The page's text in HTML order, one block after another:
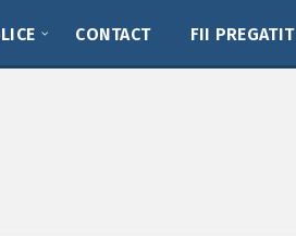
CONTACT FII PREGATIT